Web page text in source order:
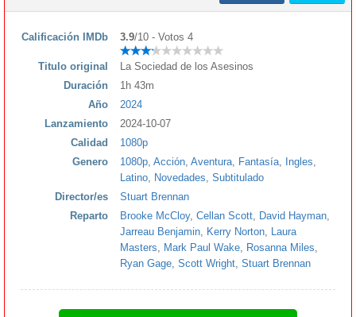
Calificación IMDb 3.9/10 - Votos 4
Titulo original
La Sociedad de los Asesinos
Duración
1h 43m
Año
2024
Lanzamiento
2024-10-07
Calidad
1080p
Genero
1080p Acción Aventura Fantasía Ingles
Latino
Novedades Subtitulado
Director/es
Stuart Brennan
Reparto
Brooke McCloy, Cellan Scott David Hayman
Jarreau Benjamin
Kerry Norton
Laura
Masters
Mark Paul Wake Rosanna Miles
Ryan Gage Scott Wright Stuart Brennan